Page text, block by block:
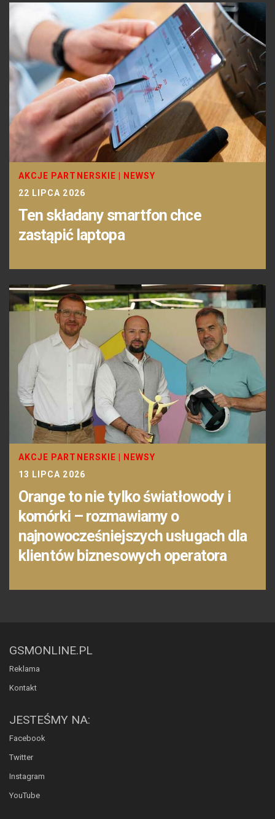
AKCJE PARTNERSKIE
NEWSY
22 LIPCA 2026
Ten składany smartfon chce
zastąpić laptopa
AKCJE PARTNERSKIE
NEWSY
13 LIPCA 2026
Orange to nie tylko światłowody i
komórki – rozmawiamy o
najnowocześniejszych usługach dla
klientów biznesowych operatora
GSMONLINE.PL
Reklama
Kontakt
JESTEŚMY NA:
Facebook
Twitter
Instagram
YouTube